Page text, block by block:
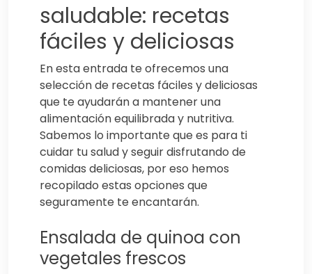
saludable: recetas
fáciles y deliciosas
En esta entrada te ofrecemos una
selección de recetas fáciles y deliciosas
que te ayudarán a mantener una
alimentación equilibrada y nutritiva.
Sabemos lo importante que es para ti
cuidar tu salud y seguir disfrutando de
comidas deliciosas, por eso hemos
recopilado estas opciones que
seguramente te encantarán.
Ensalada de quinoa con
vegetales frescos